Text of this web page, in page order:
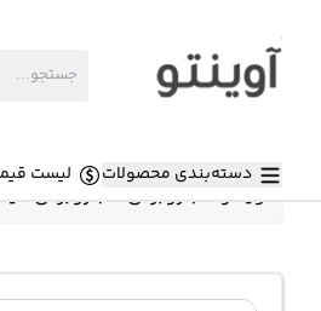
دسته‌بندی محصولات لیست
آوینتو»جاروبرقی»جاروبرقی